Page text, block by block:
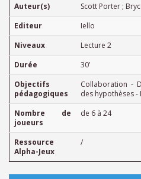
Auteur(s)
Scott Porter ;
Editeur
Iello
Niveaux
Lecture 2
Durée
30’
Objectifs
pédagogiques
Collaboration -
des hypothèses -
Nombre de
joueurs
de 6 à 24
Ressource
Alpha-Jeux
/